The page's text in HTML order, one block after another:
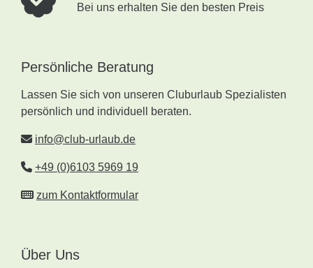
Bei uns erhalten Sie den besten Preis
Persönliche Beratung
Lassen Sie sich von unseren Cluburlaub Spezialisten
persönlich und individuell beraten.
info@club-urlaub.de
+49 (0)6103 5969 19
zum Kontaktformular
Über Uns